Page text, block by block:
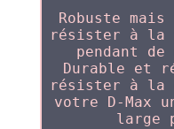
Robuste
résister à la
pendant de
Durable et
résister à la
votre D-Max
large